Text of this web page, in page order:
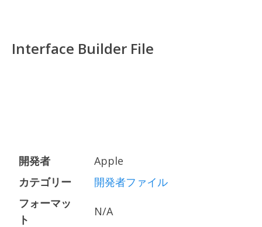
Interface Builder File
開発者
Apple
カテゴリー
開発者ファイル
フォーマッ
ト
N/A